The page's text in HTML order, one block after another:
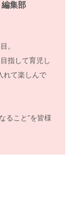
集部
。
指して育児し
れて楽しんで
ること”を皆様